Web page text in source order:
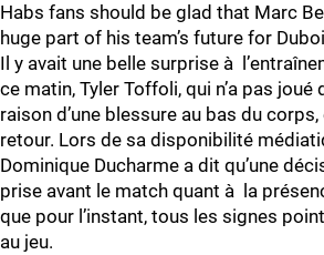
Habs fans should be glad that Marc
huge part of his team’s future for
Il y avait une belle surprise à
ce matin, Tyler Toffoli, qui n’a pas
raison d’une blessure au bas du
retour. Lors de sa disponibilité
Dominique Ducharme a dit qu’une
prise avant le match quant à la
que pour l’instant, tous les signes
au jeu.